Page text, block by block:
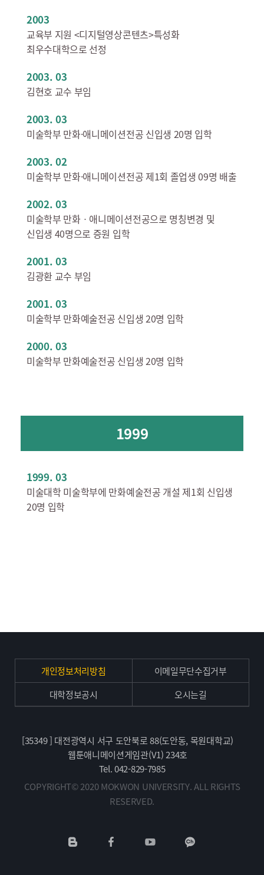
2003
교육부 지원 <디지털영상콘텐츠>특성화
최우수대학으로 선정
2003. 03
김현호 교수 부임
2003. 03
미술학부 만화·애니메이션전공 신입생 20명 입학
2003. 02
미술학부 만화·애니메이션전공 제1회 졸업생 09명 배출
2002. 03
미술학부 만화ㆍ애니메이션전공으로 명칭변경 및
신입생 40명으로 증원 입학
2001. 03
김광환 교수 부임
2001. 03
미술학부 만화예술전공 신입생 20명 입학
2000. 03
미술학부 만화예술전공 신입생 20명 입학
1999
1999. 03
미술대학 미술학부에 만화예술전공 개설 제1회 신입생
20명 입학
개인정보처리방침
이메일무단수집거부
대학정보공시
오시는길
[35349 ] 대전광역시 서구 도안북로 88(도안동, 목원대학교)
웹툰애니메이션게임관(V1) 234호
Tel. 042-829-7985
COPYRIGHT© 2020 MOKWON UNIVERSITY. ALL RIGHTS
RESERVED.